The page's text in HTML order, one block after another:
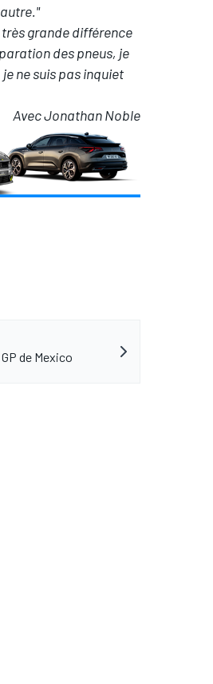
grande différence
des pneus, je
ne suis pas inquiet
Avec Jonathan Noble
de Mexico